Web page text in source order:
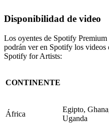
Disponibilidad de video
Los oyentes de Spotify Premium
podrán ver en Spotify los videos
Spotify for Artists:
CONTINENTE
África
Egipto,
Uganda